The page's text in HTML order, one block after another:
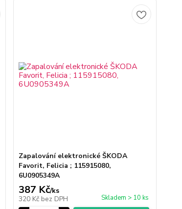
Zapalování elektronické ŠKODA
Favorit, Felicia ; 115915080,
6U0905349A
387 Kč/ks
320 Kč bez DPH Skladem > 10 ks